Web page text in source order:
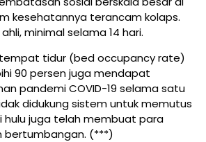
kesehatannya terancam kolaps.
minimal selama 14 hari.
tidur (bed occupancy rate)
90 persen juga mendapat
pandemi COVID-19 selama satu
didukung sistem untuk memutus
hulu juga telah membuat para
bertumbangan. (***)